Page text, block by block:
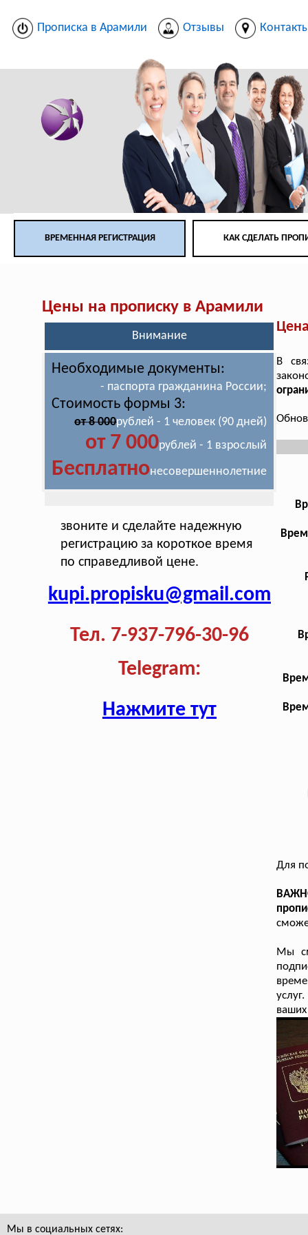
Прописка в Арамили Отзывы
ВРЕМЕННАЯ РЕГИСТРАЦИЯ КАК СДЕЛАТЬ
Цены на прописку в Арамили
Внимание
Необходимые документы:
- паспорта гражданина России;
Стоимость формы 3:
от 8 000рублей - 1 человек (90 дней)
от 7 000рублей - 1 взрослый
Бесплатнонесовершеннолетние
звоните и сделайте надежную
регистрацию за короткое время
по справедливой цене.
kupi.propisku@gmail.com
Тел. 7-937-796-30-96
Telegram:
Нажмите тут
В
Для
Мы
Мы в социальных сетях: